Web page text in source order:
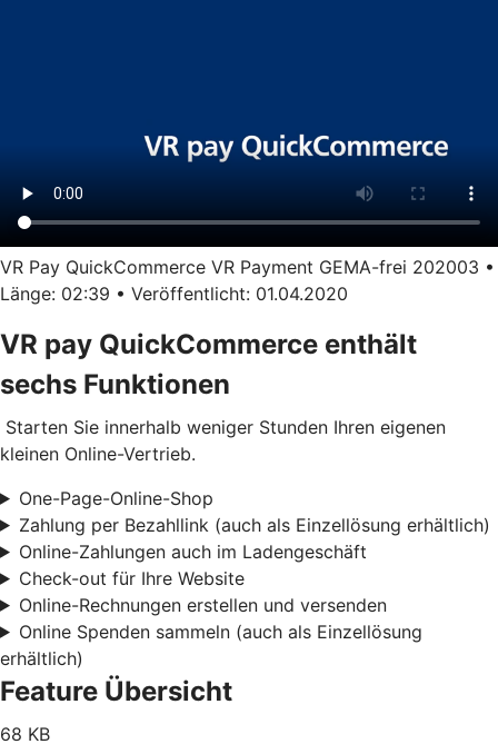
VR Pay QuickCommerce VR Payment GEMA-frei 202003 •
Länge: 02:39 • Veröffentlicht: 01.04.2020
VR pay QuickCommerce enthält
sechs Funktionen
Starten Sie innerhalb weniger Stunden Ihren eigenen
kleinen Online-Vertrieb.
One-Page-Online-Shop
Zahlung per Bezahllink (auch als Einzellösung erhältlich)
Online-Zahlungen auch im Ladengeschäft
Check-out für Ihre Website
Online-Rechnungen erstellen und versenden
Online Spenden sammeln (auch als Einzellösung
erhältlich)
Feature Übersicht
68 KB